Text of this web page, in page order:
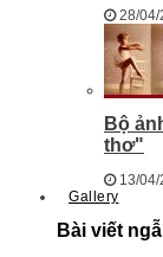
28/04/
Bộ
thơ"
13/04/
Gallery
Bài viết